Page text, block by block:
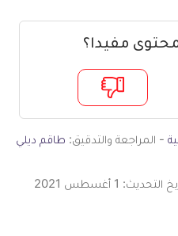
مفيدا؟
- المراجعة والتدقيق: طاقم ديلي
التحديث: 1 أغسطس 2021